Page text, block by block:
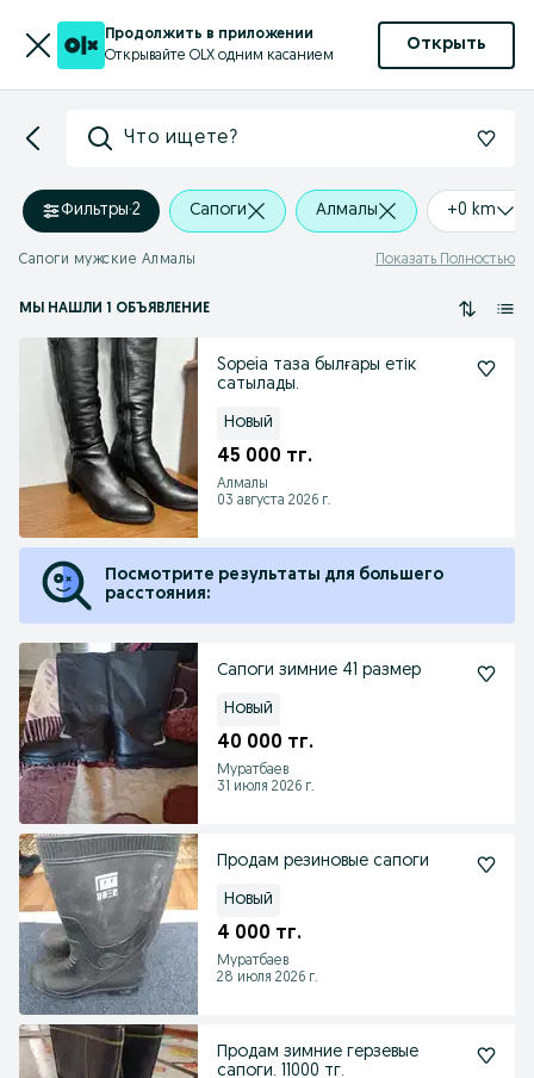
Продолжить в приложении
Открывайте OLX одним касанием
Открыть
Что ищете?
Фильтры·2 Сапоги Алмалы +0 km
Сапоги мужские Алмалы Показать Полностью
МЫ НАШЛИ 1 ОБЪЯВЛЕНИЕ
Sopeia таза былғары етік
сатылады.
Новый
45 000 тг.
Алмалы
03 августа 2026 г.
Посмотрите результаты для большего
расстояния:
Сапоги зимние 41 размер
Новый
40 000 тг.
Муратбаев
31 июля 2026 г.
Продам резиновые сапоги
Новый
4 000 тг.
Муратбаев
28 июля 2026 г.
Продам зимние герзевые
сапоги. 11000 тг.